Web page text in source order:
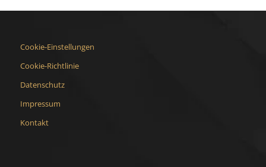
Cookie-Einstellungen
Cookie-Richtlinie
Datenschutz
Impressum
Kontakt